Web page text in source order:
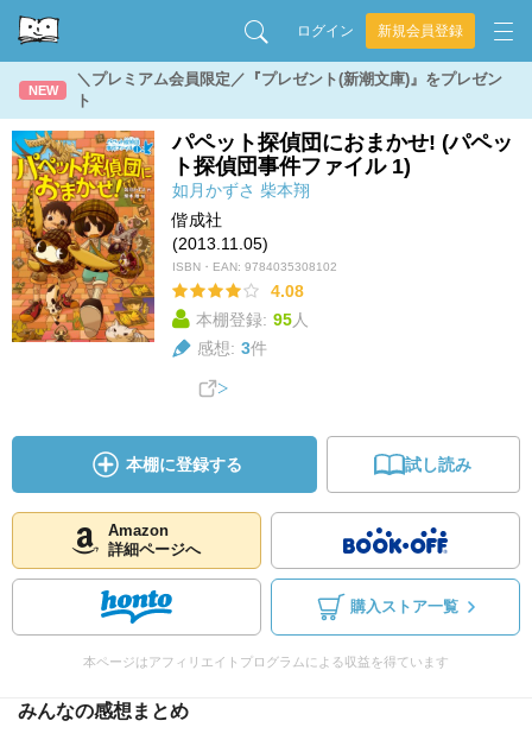
ログイン 新規会員登録
NEW
＼プレミアム会員限定／『プレゼント(新潮文庫)』をプレゼン
ト
パペット探偵団におまかせ! (パペッ
ト探偵団事件ファイル 1)
如月かずさ 柴本翔
偕成社
(2013.11.05)
ISBN・EAN: 9784035308102
4.08
本棚登録: 95人
感想: 3件
本棚に登録する 試し読み
Amazon
詳細ページへ
購入ストア一覧
本ページはアフィリエイトプログラムによる収益を得ています
みんなの感想まとめ